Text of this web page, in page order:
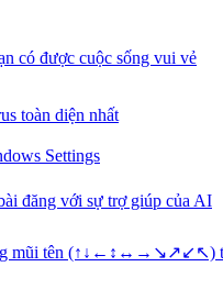
có được cuộc sống vui vẻ
toàn diện nhất
Settings
đăng với sự trợ giúp của AI
mũi tên (↑↓←↕↔→↘↗↙↖)